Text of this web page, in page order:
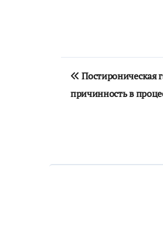
Навигация
по
Постироническая
причинность в